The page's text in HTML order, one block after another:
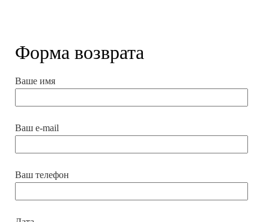
Форма возврата
Ваше имя
Ваш e-mail
Ваш телефон